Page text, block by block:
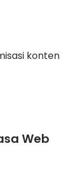
konten
Web